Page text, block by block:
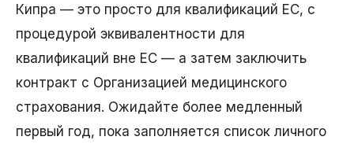
Кипра — это просто для квалификаций ЕС, с
процедурой эквивалентности для
квалификаций вне ЕС — а затем заключить
контракт с Организацией медицинского
страхования. Ожидайте более медленный
первый год, пока заполняется список личного